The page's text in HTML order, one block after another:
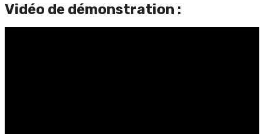
Vidéo de démonstration :